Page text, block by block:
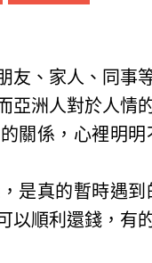
友、家人、同事
亞洲人對於人情
關係，心裡明
是真的暫時遇
以順利還錢，有